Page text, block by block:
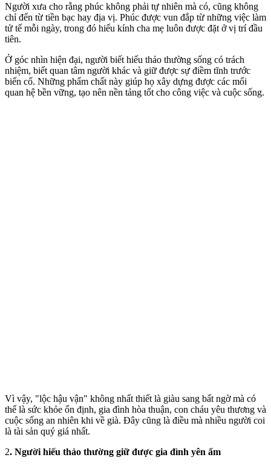
Người xưa cho rằng phúc không phải tự nhiên mà có, cũng không
chỉ đến từ tiền bạc hay địa vị. Phúc được vun đắp từ những việc làm
tử tế mỗi ngày, trong đó hiếu kính cha mẹ luôn được đặt ở vị trí đầu
tiên.
Ở góc nhìn hiện đại, người biết hiếu thảo thường sống có trách
nhiệm, biết quan tâm người khác và giữ được sự điềm tĩnh trước
biến cố. Những phẩm chất này giúp họ xây dựng được các mối
quan hệ bền vững, tạo nên nền tảng tốt cho công việc và cuộc sống.
Vì vậy, "lộc hậu vận" không nhất thiết là giàu sang bất ngờ mà có
thể là sức khỏe ổn định, gia đình hòa thuận, con cháu yêu thương và
cuộc sống an nhiên khi về già. Đây cũng là điều mà nhiều người coi
là tài sản quý giá nhất.
2. Người hiếu thảo thường giữ được gia đình yên ấm